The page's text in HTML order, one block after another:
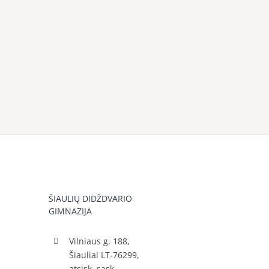
ŠIAULIŲ DIDŽDVARIO
GIMNAZIJA
Vilniaus g. 188,
Šiauliai LT-76299,